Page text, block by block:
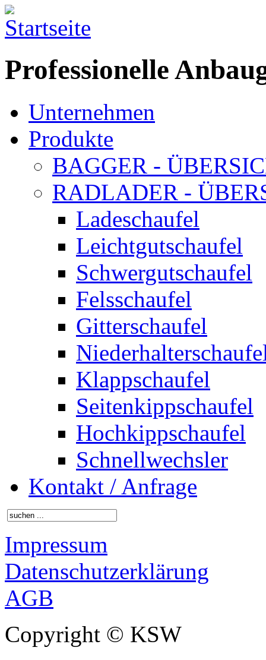
Professionelle
Unternehmen
Produkte
BAGGER -
RADLADER -
Ladeschaufel
Leichtgutschaufel
Schwergutschaufel
Felsschaufel
Gitterschaufel
Klappschaufel
Seitenkippschaufel
Hochkippschaufel
Schnellwechsler
Kontakt / Anfrage
Impressum
Datenschutzerklärung
AGB
Copyright © KSW